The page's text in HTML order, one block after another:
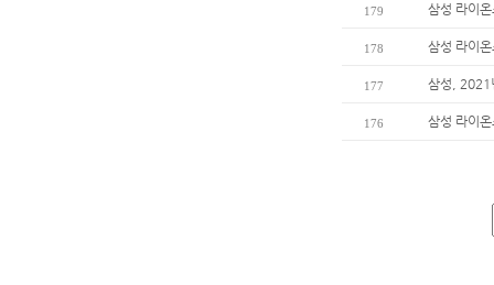
179 삼성 라이
178 삼성 라이
177 삼성, 2021
176 삼성 라이